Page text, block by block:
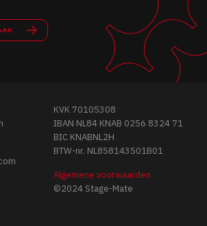
KVK 70105308
IBAN NL84 KNAB 0256 8324 71
BIC KNABNL2H
BTW-nr. NL858143501B01
Algemene voorwaarden
©2024 Stage-Mate